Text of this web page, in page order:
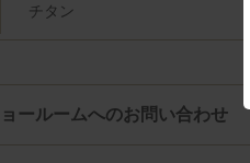
チタン
ールームへのお問い合わせ